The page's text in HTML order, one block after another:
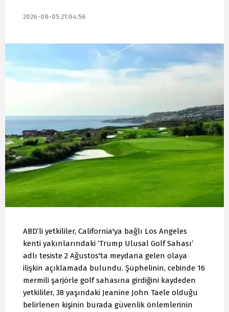
2026-08-05 21:04:56
ABD’li yetkililer, California'ya bağlı Los Angeles
kenti yakınlarındaki ‘Trump Ulusal Golf Sahası’
adlı tesiste 2 Ağustos'ta meydana gelen olaya
ilişkin açıklamada bulundu. Şüphelinin, cebinde 16
mermili şarjörle golf sahasına girdiğini kaydeden
yetkililer, 38 yaşındaki Jeanine John Taele olduğu
belirlenen kişinin burada güvenlik önlemlerinin